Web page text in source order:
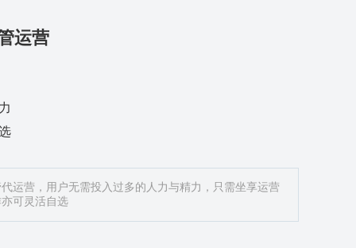
运营
运营，用户无需投入过多的人力与精力，只需坐享运营
可灵活自选